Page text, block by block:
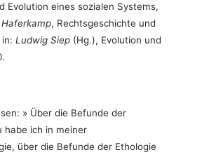
Evolution eines sozialen Systems,
, Rechtsgeschichte und
Ludwig Siep (Hg.), Evolution und
» Über die Befunde der
habe ich in meiner
über die Befunde der Ethologie